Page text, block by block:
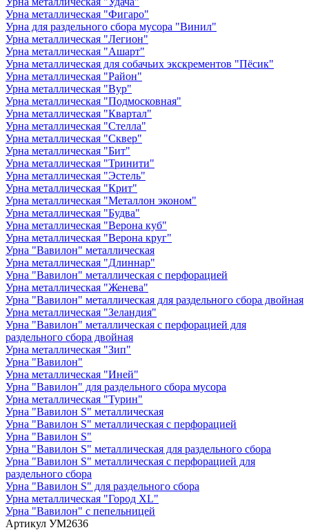
Урна металлическая "Фигаро"
Урна для раздельного сбора мусора "Винил"
Урна металлическая "Легион"
Урна металлическая "Ашарт"
Урна металлическая для собачьих экскрементов "Пёсик"
Урна металлическая "Район"
Урна металлическая "Вур"
Урна металлическая "Подмосковная"
Урна металлическая "Квартал"
Урна металлическая "Стелла"
Урна металлическая "Сквер"
Урна металлическая "Бит"
Урна металлическая "Тринити"
Урна металлическая "Эстель"
Урна металлическая "Крит"
Урна металлическая "Металлон эконом"
Урна металлическая "Будва"
Урна металлическая "Верона куб"
Урна металлическая "Верона круг"
Урна "Вавилон" металлическая
Урна металлическая "Длиннар"
Урна "Вавилон" металлическая с перфорацией
Урна металлическая "Женева"
Урна "Вавилон" металлическая для раздельного сбора двойная
Урна металлическая "Зеландия"
Урна "Вавилон" металлическая с перфорацией для
раздельного сбора двойная
Урна металлическая "Зип"
Урна "Вавилон"
Урна металлическая "Иней"
Урна "Вавилон" для раздельного сбора мусора
Урна металлическая "Турин"
Урна "Вавилон S" металлическая
Урна "Вавилон S" металлическая с перфорацией
Урна "Вавилон S"
Урна "Вавилон S" металлическая для раздельного сбора
Урна "Вавилон S" металлическая с перфорацией для
раздельного сбора
Урна "Вавилон S" для раздельного сбора
Урна металлическая "Город XL"
Урна "Вавилон" с пепельницей
Артикул УМ2636